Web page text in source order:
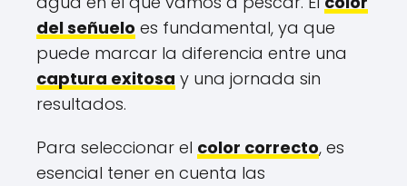
del señuelo es fundamental, ya que
puede marcar la diferencia entre una
captura exitosa y una jornada sin
resultados.
Para seleccionar el color correcto, es
esencial tener en cuenta las